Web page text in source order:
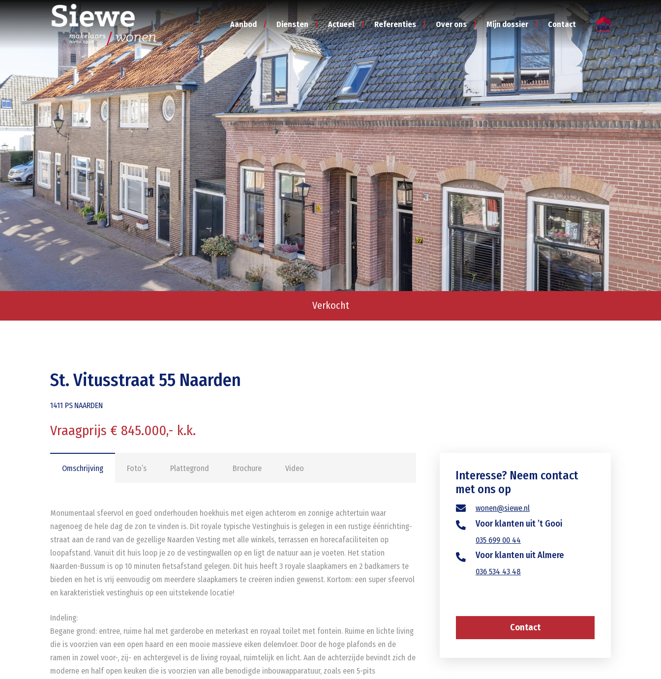
Aanbod Diensten Actueel Referenties Over ons Mijn dossier Contact
Verkocht
St. Vitusstraat 55 Naarden
1411 PS NAARDEN
Vraagprijs € 845.000,- k.k.
Omschrijving Foto’s Plattegrond Brochure Video
Monumentaal sfeervol en goed onderhouden hoekhuis met eigen achterom en zonnige achtertuin waar
nagenoeg de hele dag de zon te vinden is. Dit royale typische Vestinghuis is gelegen in een rustige éénrichting-
straat aan de rand van de gezellige Naarden Vesting met alle winkels, terrassen en horecafaciliteiten op
loopafstand. Vanuit dit huis loop je zo de vestingwallen op en ligt de natuur aan je voeten. Het station
Naarden-Bussum is op 10 minuten fietsafstand gelegen. Dit huis heeft 3 royale slaapkamers en 2 badkamers te
bieden en het is vrij eenvoudig om meerdere slaapkamers te creëren indien gewenst. Kortom: een super sfeervol
en karakteristiek vestinghuis op een uitstekende locatie!
Indeling:
Begane grond: entree, ruime hal met garderobe en meterkast en royaal toilet met fontein. Ruime en lichte living
die is voorzien van een open haard en een mooie massieve eiken delenvloer. Door de hoge plafonds en de
ramen in zowel voor-, zij- en achtergevel is de living royaal, ruimtelijk en licht. Aan de achterzijde bevindt zich de
moderne en half open keuken die is voorzien van alle benodigde inbouwapparatuur, zoals een 5-pits
Interesse? Neem contact
met ons op
wonen@siewe.nl
Voor klanten uit ’t Gooi
035 699 00 44
Voor klanten uit Almere
036 534 43 48
Contact